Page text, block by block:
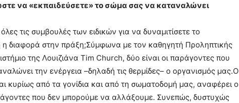
να «εκπαιδεύσετε» το σώμα σας να καταναλώνει
τις συμβουλές των ειδικών για να δυναμιτίσετε το
η διαφορά στην πράξη;Σύμφωνα με τον καθηγητή Προληπτικής
της Λουιζιάνα Tim Church, δύο είναι οι παράγοντες που
την ενέργεια –δηλαδή τις θερμίδες– ο οργανισμός μας.Ο
κυρίως από τα γονίδια και από τη σωματοδομή μας, αναφέρει ο
που δεν μπορούμε να αλλάξουμε. Συνεπώς, δυστυχώς